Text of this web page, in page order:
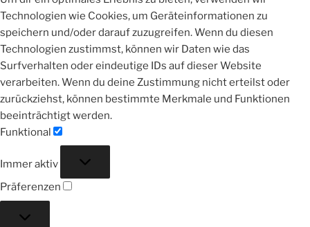
Technologien wie Cookies, um Geräteinformationen zu
speichern und/oder darauf zuzugreifen. Wenn du diesen
Technologien zustimmst, können wir Daten wie das
Surfverhalten oder eindeutige IDs auf dieser Website
verarbeiten. Wenn du deine Zustimmung nicht erteilst oder
zurückziehst, können bestimmte Merkmale und Funktionen
beeinträchtigt werden.
Funktional
Immer aktiv
Präferenzen